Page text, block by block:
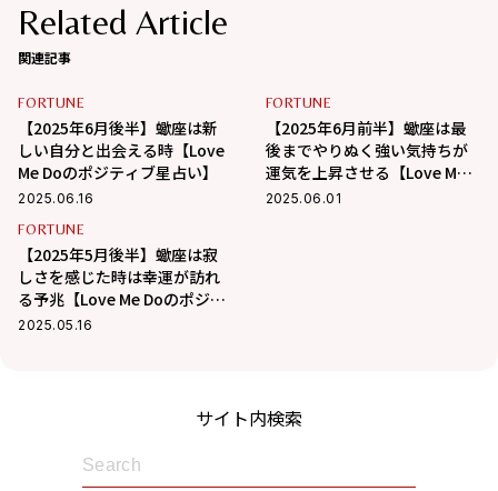
Related Article
関連記事
FORTUNE
【2025年6月後半】蠍座は新
しい自分と出会える時【Love
Me Doのポジティブ星占い】
2025.06.16
FORTUNE
【2025年6月前半】蠍座は最
後までやりぬく強い気持ちが
運気を上昇させる【Love Me
Doのポジティブ星占い】
2025.06.01
FORTUNE
【2025年5月後半】蠍座は寂
しさを感じた時は幸運が訪れ
る予兆【Love Me Doのポジテ
ィブ星占い】
2025.05.16
サイト内検索